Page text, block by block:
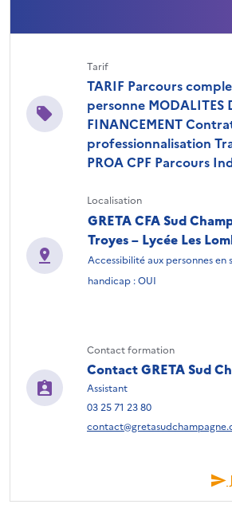
Tarif
TARIF Parcours
personne MODALITES
FINANCEMENT
professionnalisation
PROA CPF Parcours
Localisation
GRETA CFA Sud
Troyes – Lycée Les
Accessibilité aux personnes en
handicap : OUI
Contact formation
Contact GRETA Sud
Assistant
03 25 71 23 80